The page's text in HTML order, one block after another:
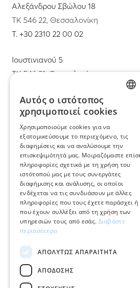
Αλεξάνδρου Σβώλου 18
ΤΚ 546 22, Θεσσαλονίκη
T. +30 2310 22 00 02
Ιουστινιανού 5
ΤΚ 546 31, Θεσσαλονίκη
info@mimadastimargarita.gr
ΕΞΥΠΗΡΕΤΗΣΗ ΠΕΛΑΤΩΝ
Φροντίδα και επισκευή
Όροι χρήσης
Επιστροφές
Πολιτική πληρωμών
Πολιτική αποστολών
Ο λογαριασμός μου
Επικοινωνία
Αυτός ο ιστότοπος
χρησιμοποιεί cookies
Χρησιμοποιούμε cookies για να
εξατομικεύσουμε το περιεχόμενο, τις
διαφημίσεις και να αναλύσουμε την
επισκεψιμότητά μας. Μοιραζόμαστε
πληροφορίες σχετικά με τη χρήση του
ιστότοπού μας με τους συνεργάτες
διαφήμισης και ανάλυσης, οι οποίοι
ενδέχεται να τις συνδυάσουν με άλλες
πληροφορίες που τους έχετε παράσχει ή
που έχουν συλλέξει από τη χρήση των
υπηρεσιών τους από εσάς. Διαβάστε
περισσότερα
ΑΠΟΛΎΤΩΣ ΑΠΑΡΑΊΤΗΤΑ
ΑΠΌΔΟΣΗΣ